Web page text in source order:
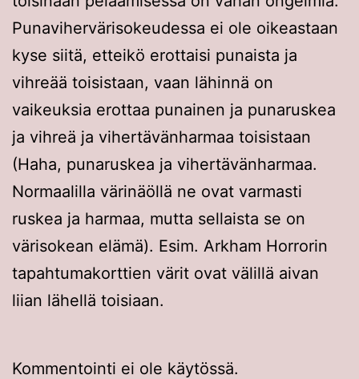
Punavihervärisokeudessa ei ole oikeastaan
kyse siitä, etteikö erottaisi punaista ja
vihreää toisistaan, vaan lähinnä on
vaikeuksia erottaa punainen ja punaruskea
ja vihreä ja vihertävänharmaa toisistaan
(Haha, punaruskea ja vihertävänharmaa.
Normaalilla värinäöllä ne ovat varmasti
ruskea ja harmaa, mutta sellaista se on
värisokean elämä). Esim. Arkham Horrorin
tapahtumakorttien värit ovat välillä aivan
liian lähellä toisiaan.
Kommentointi ei ole käytössä.